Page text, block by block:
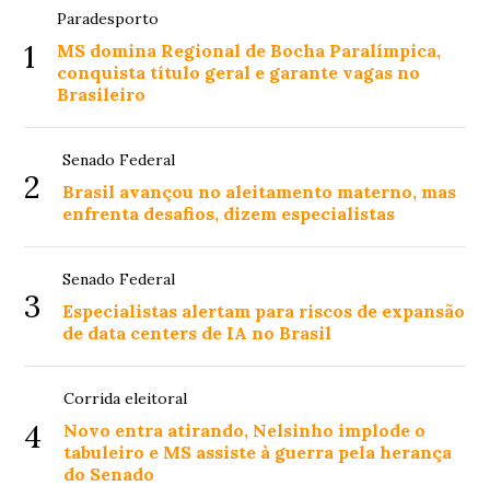
1
Paradesporto
MS domina Regional de Bocha Paralímpica,
conquista título geral e garante vagas no
Brasileiro
2
Senado Federal
Brasil avançou no aleitamento materno, mas
enfrenta desafios, dizem especialistas
3
Senado Federal
Especialistas alertam para riscos de expansão
de data centers de IA no Brasil
4
Corrida eleitoral
Novo entra atirando, Nelsinho implode o
tabuleiro e MS assiste à guerra pela herança
do Senado